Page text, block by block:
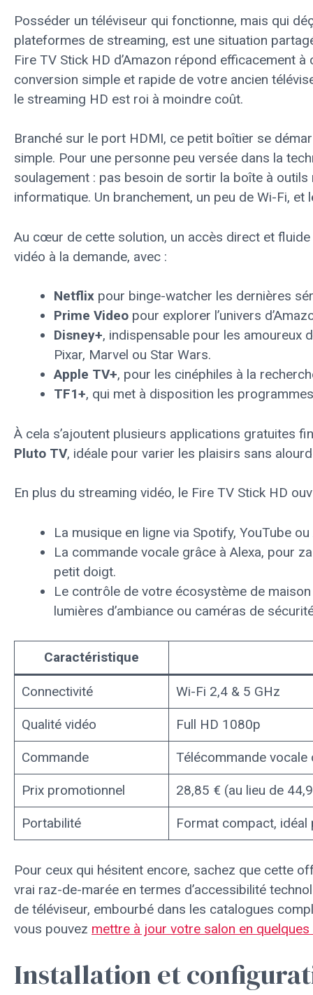
Posséder un téléviseur qui fonctionne, mais qui
plateformes de streaming, est une situation
Fire TV Stick HD d’Amazon répond efficacement
conversion simple et rapide de votre ancien
le streaming HD est roi à moindre coût.
Branché sur le port HDMI, ce petit boîtier se
simple. Pour une personne peu versée dans la
soulagement : pas besoin de sortir la boîte à
informatique. Un branchement, un peu de Wi-Fi, et
Au cœur de cette solution, un accès direct et
vidéo à la demande, avec :
Netflix pour binge-watcher les dernières
Prime Video pour explorer l’univers
Disney+, indispensable pour les amoureux
Pixar, Marvel ou Star Wars.
Apple TV+, pour les cinéphiles à la
TF1+, qui met à disposition les
À cela s’ajoutent plusieurs applications gratuites
Pluto TV, idéale pour varier les plaisirs sans
En plus du streaming vidéo, le Fire TV Stick HD
La musique en ligne via Spotify, YouTube
La commande vocale grâce à Alexa, pour
petit doigt.
Le contrôle de votre écosystème de
lumières d’ambiance ou caméras de
Caractéristique
Connectivité Wi-Fi 2,4 & 5 GHz
Qualité vidéo Full HD 1080p
Commande Télécommande vocale
Prix promotionnel 28,85 € (au lieu de
Portabilité Format compact, idéal
Pour ceux qui hésitent encore, sachez que cette
vrai raz-de-marée en termes d’accessibilité
de téléviseur, embourbé dans les catalogues
vous pouvez mettre à jour votre salon en
Installation et